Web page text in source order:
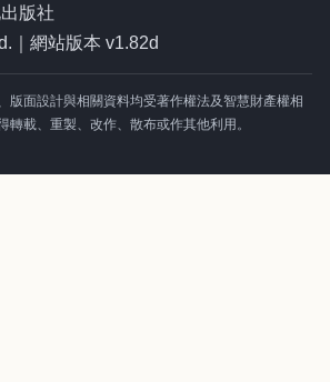
版社
｜網站版本 v1.82d
版面設計與相關資料均受著作權法及智慧財產權相
轉載、重製、改作、散布或作其他利用。